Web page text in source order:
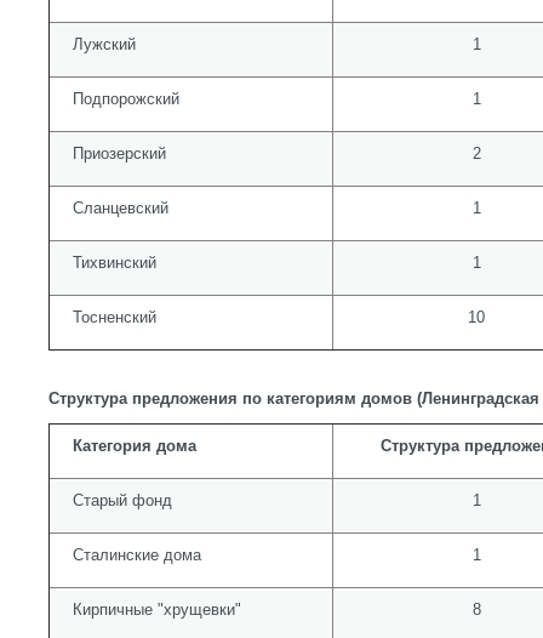
Лужский 1
Подпорожский 1
Приозерский 2
Сланцевский 1
Тихвинский 1
Тосненский 10
Структура предложения по категориям домов
Категория дома Структура
Старый фонд 1
Сталинские дома 1
Кирпичные "хрущевки" 8